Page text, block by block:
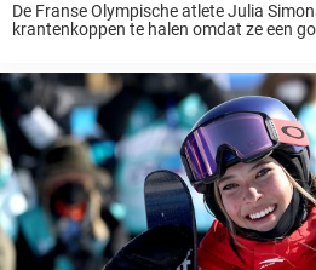
De Franse Olympische atlete Julia
krantenkoppen te halen omdat ze een